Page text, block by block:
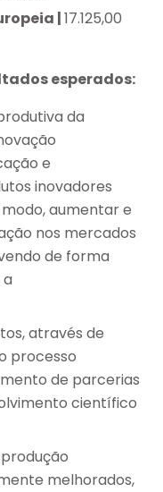
|17.125,00
esperados:
da
e
inovadores
aumentar e
nos mercados
de forma
através de
processo
de parcerias
científico
melhorados,